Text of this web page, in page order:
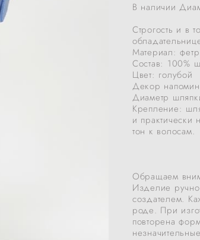
В наличии
Строгость и в
Материал: фетр
Состав: 100%
Цвет: голубой
Декор
Диаметр
Крепление:
и практически
тон к волосам.
Обращаем
Изделие
создателем.
роде. При
повторена